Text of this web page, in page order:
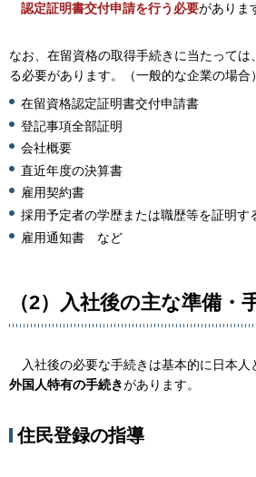
認定証明書交付申請を行う必要がありま
なお、在留資格の取得手続きに当たっては
る必要があります。（一般的な企業の場合）
在留資格認定証明書交付申請書
登記事項全部証明
会社概要
直近年度の決算書
雇用契約書
採用予定者の学歴または職歴等を証明す
雇用通知書
など
（2）入社後の主な準備・
入社後の必要な手続きは基本的に日本
外国人特有の手続きがあります。
住民登録の指導